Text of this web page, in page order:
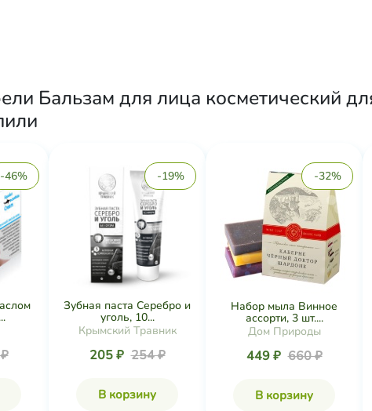
Бальзам для лица косметический
-46% -19%
Зубная паста Серебро и
уголь, 10...
Крымский Травник
205 ₽ 254 ₽
В корзину
-32%
Набор мыла Винное
ассорти, 3 шт....
Дом Природы
449 ₽ 660 ₽
В корзину